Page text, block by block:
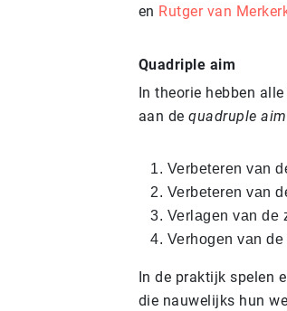
en Rutger van
Quadriple aim
In theorie hebben
aan de quadruple aim
Verbeteren van
Verbeteren van
Verlagen van de
Verhogen van
In de praktijk spelen
die nauwelijks hun